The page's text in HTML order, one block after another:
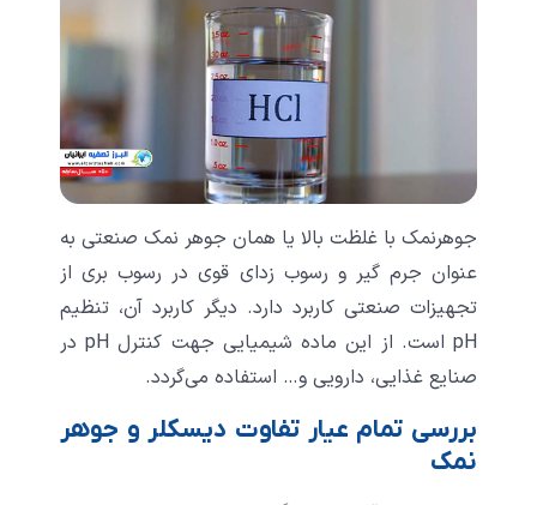
جوهرنمک با غلظت بالا یا همان جوهر نمک صنعتی به
عنوان جرم گیر و رسوب زدای قوی در رسوب بری از
تجهیزات صنعتی کاربرد دارد. دیگر کاربرد آن، تنظیم
pH است. از این ماده شیمیایی جهت کنترل pH در
صنایع غذایی، دارویی و… استفاده می‌گردد.
بررسی تمام عیار تفاوت دیسکلر و جوهر
نمک